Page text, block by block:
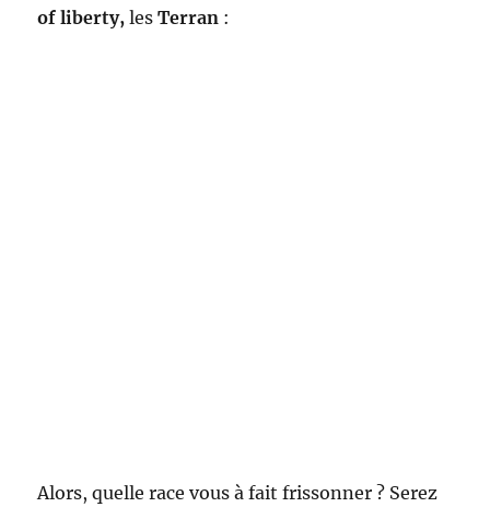
of liberty,lesTerran :
Alors, quelle race vous à fait frissonner ? Serez